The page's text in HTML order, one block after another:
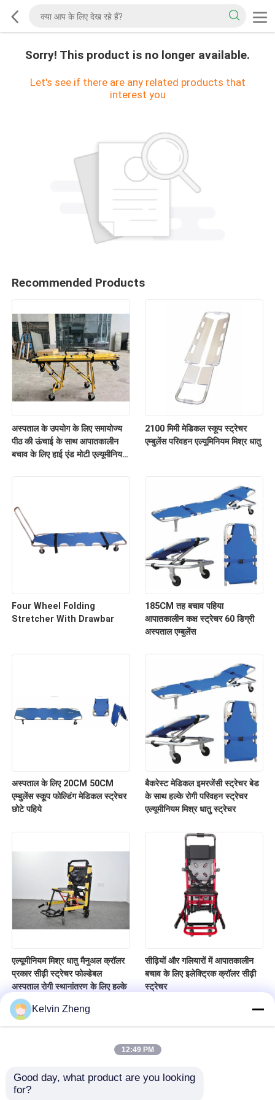
Sorry! This product is no longer available.
Let's see if there are any related products that
interest you
Recommended Products
अस्पताल के उपयोग के लिए समायोज्य
पीठ की ऊंचाई के साथ आपातकालीन
बचाव के लिए हाई एंड मोटी एल्यूमीनियम
2100 मिमी मेडिकल स्कूप स्ट्रेचर
एम्बुलेंस परिवहन एल्यूमिनियम मिश्र धातु
Four Wheel Folding
Stretcher With Drawbar
185CM तह बचाव पहिया
आपातकालीन कक्ष स्ट्रेचर 60 डिग्री
अस्पताल एम्बुलेंस
अस्पताल के लिए 20CM 50CM
एम्बुलेंस स्कूप फोल्डिंग मेडिकल स्ट्रेचर
छोटे पहिये
बैकरेस्ट मेडिकल इमरजेंसी स्ट्रेचर बेड
के साथ हल्के रोगी परिवहन स्ट्रेचर
एल्यूमीनियम मिश्र धातु स्ट्रेचर
एल्यूमीनियम मिश्र धातु मैनुअल क्रॉलर
प्रकार सीढ़ी स्ट्रेचर फोल्डेबल
अस्पताल रोगी स्थानांतरण के लिए हल्के
सीढ़ियों और गलियारों में आपातकालीन
बचाव के लिए इलेक्ट्रिक क्रॉलर सीढ़ी
स्ट्रेचर
Kelvin Zheng
12:49 PM
Good day, what product are you looking
for?